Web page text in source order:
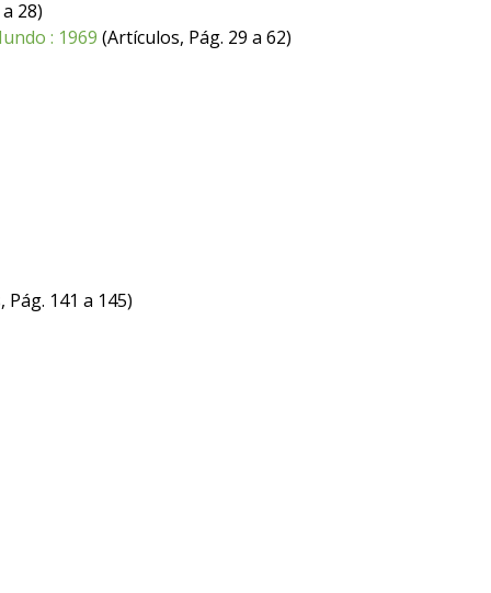
28)
: 1969 (Artículos, Pág. 29 a 62)
141 a 145)